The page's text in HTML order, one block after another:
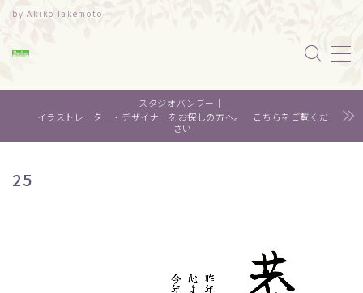
by Akiko Takemoto
MENU
水彩｜食べ物
スタジオバンブー｜
イラストレーター・デザイナーをお探しの方へ。 こちらをご覧くだ
さい
25